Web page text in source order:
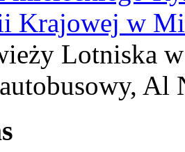
Krajowej w
Lotniska
Al